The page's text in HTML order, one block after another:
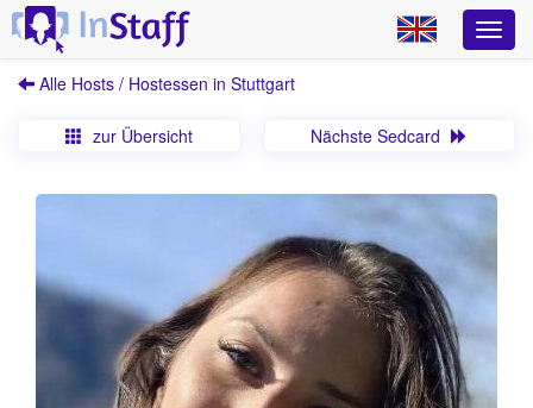
Alle Hosts / Hostessen in Stuttgart
zur Übersicht Nächste Sedcard